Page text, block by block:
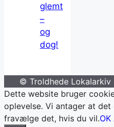
glemt
–
og
dog!
© Troldhede Lokalarkiv
Dette website bruger
oplevelse. Vi antager at
fravælge det, hvis du vil.OK